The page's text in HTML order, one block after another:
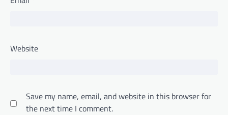
Website
Save my name, email, and website in this browser for
the next time I comment.